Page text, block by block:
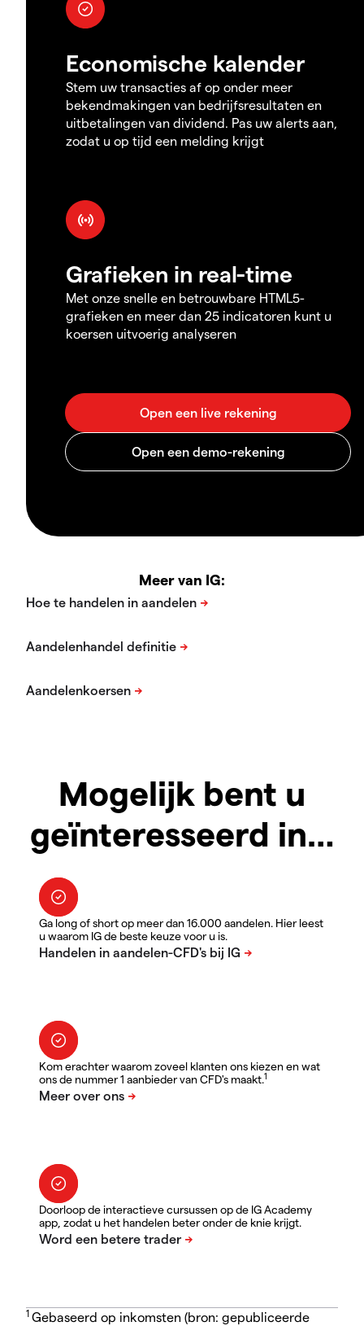
Economische kalender
Stem uw transacties af op onder meer
bekendmakingen van bedrijfsresultaten en
uitbetalingen van dividend. Pas uw alerts aan,
zodat u op tijd een melding krijgt
Grafieken in real-time
Met onze snelle en betrouwbare HTML5-
grafieken en meer dan 25 indicatoren kunt u
koersen uitvoerig analyseren
Meer van IG:
Mogelijk bent u
geïnteresseerd in…
Ga long of short op meer dan 16.000 aandelen. Hier leest
u waarom IG de beste keuze voor u is.
Kom erachter waarom zoveel klanten ons kiezen en wat
ons de nummer 1 aanbieder van CFD's maakt.1
Doorloop de interactieve cursussen op de IG Academy
app, zodat u het handelen beter onder de knie krijgt.
1 Gebaseerd op inkomsten (bron: gepubliceerde